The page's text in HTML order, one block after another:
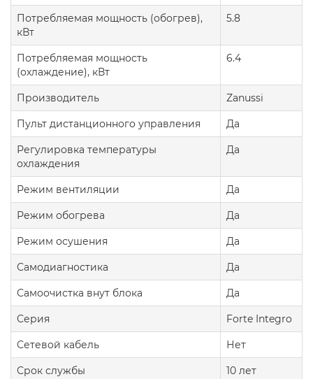
Потребляемая мощность (обогрев),
кВт
5.8
Потребляемая мощность
(охлаждение), кВт
6.4
Производитель Zanussi
Пульт дистанционного управления Да
Регулировка температуры
охлаждения
Да
Режим вентиляции Да
Режим обогрева Да
Режим осушения Да
Самодиагностика Да
Самоочистка внут блока Да
Серия Forte Integro
Сетевой кабель Нет
Срок службы 10 лет